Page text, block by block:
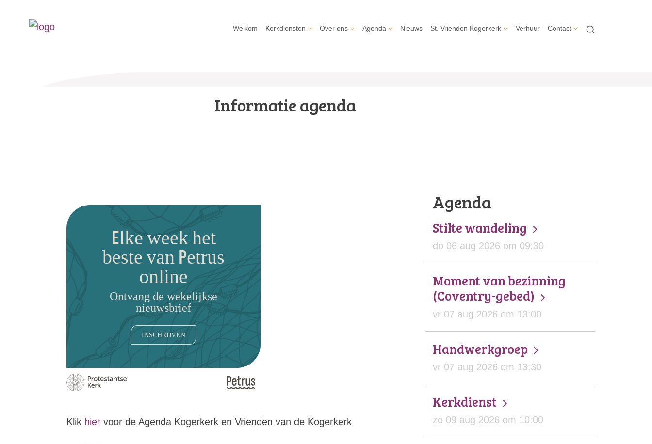
Welkom Kerkdiensten Over ons Agenda Nieuws St. Vrienden Kogerkerk Verhuur Contact
Informatie agenda
Elke week het
beste van Petrus
online
Ontvang de wekelijkse
nieuwsbrief
INSCHRIJVEN
Klik hier voor de Agenda Kogerkerk en Vrienden van de Kogerkerk
Agenda
Stilte wandeling
do 06 aug 2026 om 09:30
Moment van bezinning
(Coventry-gebed)
vr 07 aug 2026 om 13:00
Handwerkgroep
vr 07 aug 2026 om 13:30
Kerkdienst
zo 09 aug 2026 om 10:00